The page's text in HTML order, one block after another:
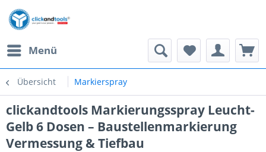
Menü
Übersicht Markierspray
clickandtools Markierungsspray Leucht-
Gelb 6 Dosen – Baustellenmarkierung
Vermessung & Tiefbau